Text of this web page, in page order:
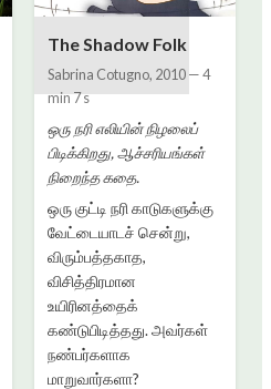
The Shadow Folk
Sabrina Cotugno, 2010—4
min 7 s
ஒரு நரி எலியின் நிழலைப்
பிடிக்கிறது, ஆச்சரியங்கள்
நிறைந்த கதை.
ஒரு குட்டி நரி காடுகளுக்கு
வேட்டையாடச் சென்று,
விரும்பத்தகாத,
விசித்திரமான
உயிரினத்தைக்
கண்டுபிடித்தது. அவர்கள்
நண்பர்களாக
மாறுவார்களா?